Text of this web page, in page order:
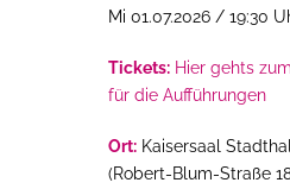
Mi 01.07.2026 / 19:30
Tickets: Hier gehts
für die Aufführungen
Ort:Kaisersaal
(Robert-Blum-Straße